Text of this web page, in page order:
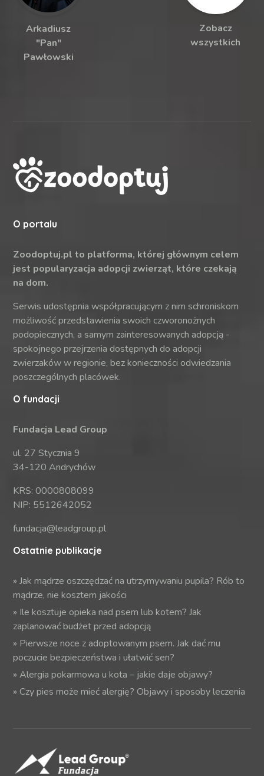
Arkadiusz
"Pan"
Pawłowski
Zobacz
wszystkich
O portalu
Zoodoptuj.pl to platforma, której głównym celem
jest popularyzacja adopcji zwierząt, które czekają
na dom.
Serwis udostępnia współpracującym z nim schroniskom
możliwość przedstawienia swoich czworonożnych
podopiecznych, a samym zainteresowanych adopcją -
spokojnego przejrzenia dostępnych do adopcji
zwierzaków w regionie, bez konieczności odwiedzania
poszczególnych placówek.
O fundacji
Fundacja Lead Group
ul. 27 Stycznia 9
34-120 Andrychów
KRS: 0000808099
NIP: 5512642052
fundacja@leadgroup.pl
Ostatnie publikacje
»Jak mądrze oszczędzać na utrzymywaniu pupila? Rób to
mądrze, nie kosztem jakości
» Ile kosztuje opieka nad psem lub kotem? Jak
zaplanować budżet przed adopcją
» Pierwsze noce z adoptowanym psem. Jak dać mu
poczucie bezpieczeństwa i ułatwić sen?
»Alergia pokarmowa u kota – jakie daje objawy?
»Czy pies może mieć alergię? Objawy i sposoby leczenia